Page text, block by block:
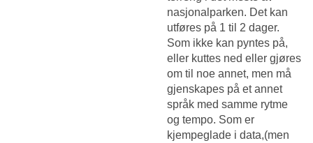
nasjonalparken. Det kan
utføres på 1 til 2 dager.
Som ikke kan pyntes på,
eller kuttes ned eller gjøres
om til noe annet, men må
gjenskapes på et annet
språk med samme rytme
og tempo. Som er
kjempeglade i data,(men